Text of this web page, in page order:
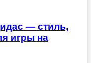
— стиль,
игры на